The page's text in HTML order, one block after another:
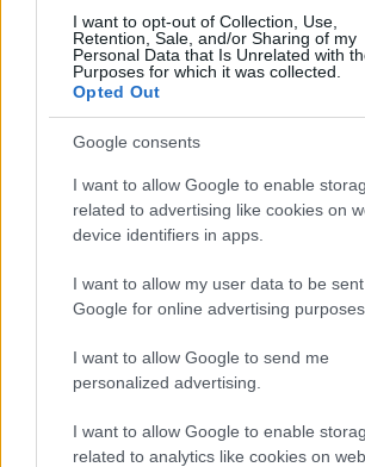
I want to opt-out of Collection, Use,
Retention, Sale, and/or Sharing of my
Personal Data that Is Unrelated with
Purposes for which it was collected.
Opted Out
Google consents
I want to allow Google to enable
related to advertising like cookies on
device identifiers in apps.
I want to allow my user data to be
Google for online advertising purposes.
I want to allow Google to send me
personalized advertising.
I want to allow Google to enable
related to analytics like cookies on
Paris Saint-Germain
Manchester United
Felkészülési szezon 4. mérkőzés
Nya Ullevi, Göteborg
2026-08-08 17:00
0 nap 4 óra 31 perc 20 másodperc
AC MilanvsManchester United2026-08-15
ELŐZŐ MÉRKŐZÉSEK
Támogatás